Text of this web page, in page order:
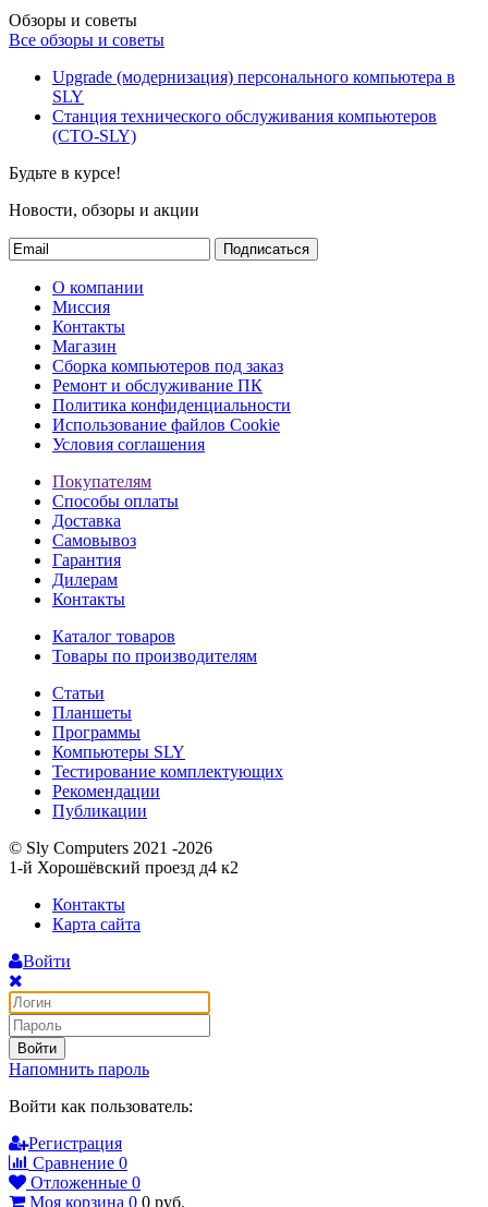
Обзоры и советы
Все обзоры и советы
Upgrade (модернизация) персонального компьютера в
SLY
Станция технического обслуживания компьютеров
(СТО-SLY)
Будьте в курсе!
Новости, обзоры и акции
Подписаться
О компании
Миссия
Контакты
Магазин
Сборка компьютеров под заказ
Ремонт и обслуживание ПК
Политика конфиденциальности
Использование файлов Cookie
Условия соглашения
Покупателям
Способы оплаты
Доставка
Самовывоз
Гарантия
Дилерам
Контакты
Каталог товаров
Товары по производителям
Статьи
Планшеты
Программы
Компьютеры SLY
Тестирование комплектующих
Рекомендации
Публикации
© Sly Computers 2021 -2026
1-й Хорошёвский проезд д4 к2
Контакты
Карта сайта
Войти
Войти
Напомнить пароль
Войти как пользователь:
Регистрация
Сравнение 0
Отложенные 0
Моя корзина 0 0 руб.